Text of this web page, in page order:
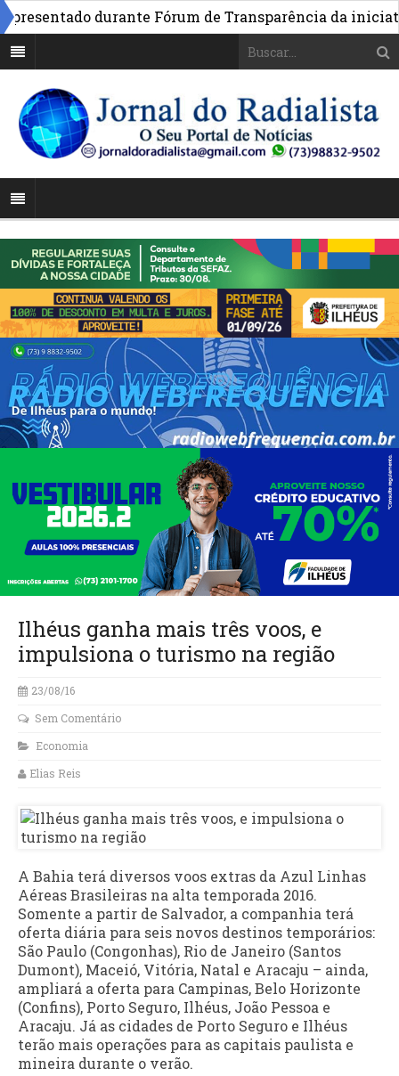
durante Fórum de Transparência da iniciativa
Ilhéus ganha mais três voos, e
impulsiona o turismo na região
23/08/16
Sem Comentário
Economia
Elias Reis
A Bahia terá diversos voos extras da Azul Linhas
Aéreas Brasileiras na alta temporada 2016.
Somente a partir de Salvador, a companhia terá
oferta diária para seis novos destinos temporários:
São Paulo (Congonhas), Rio de Janeiro (Santos
Dumont), Maceió, Vitória, Natal e Aracaju – ainda,
ampliará a oferta para Campinas, Belo Horizonte
(Confins), Porto Seguro, Ilhéus, João Pessoa e
Aracaju. Já as cidades de Porto Seguro e Ilhéus
terão mais operações para as capitais paulista e
mineira durante o verão.